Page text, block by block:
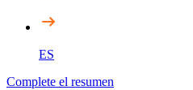
ES
Complete el resumen